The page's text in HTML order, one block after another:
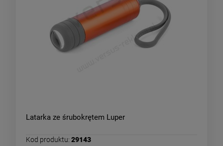
Latarka ze śrubokrętem Luper
Kod produktu: 29143